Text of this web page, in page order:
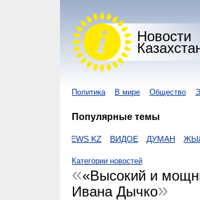
Новости
Политика В мире Общество
Популярные темы
I-NEWS KZ ВИДОЕ ДУМАН ЖЫЛОЙ
Категории новостей
«Высокий и
Ивана Дычко